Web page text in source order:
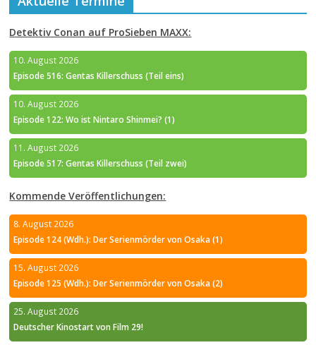
Detektiv Conan auf ProSieben MAXX:
10. August 2026
Episode 516: Gentas Killerschuss (Teil eins)
10. August 2026
Episode 122: Wo ist Nintaro Shinmei? (1)
11. August 2026
Episode 517: Gentas Killerschuss (Teil zwei)
Kommende Veröffentlichungen:
8. August 2026
Episode 124 (Wdh.): Der Serienmörder von Osaka (1)
15. August 2026
Episode 125 (Wdh.): Der Serienmörder von Osaka (2)
25. August 2026
Deutscher Kinostart von Film 29!